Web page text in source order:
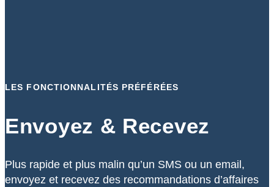
LES FONCTIONNALITÉS PRÉFÉRÉES
Envoyez & Recevez
Plus rapide et plus malin qu’un SMS ou un email,
envoyez et recevez des recommandations d’affaires